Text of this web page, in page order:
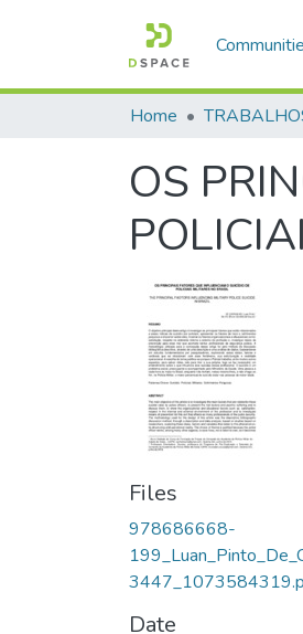
Home
OS
Files
978686668-
Date